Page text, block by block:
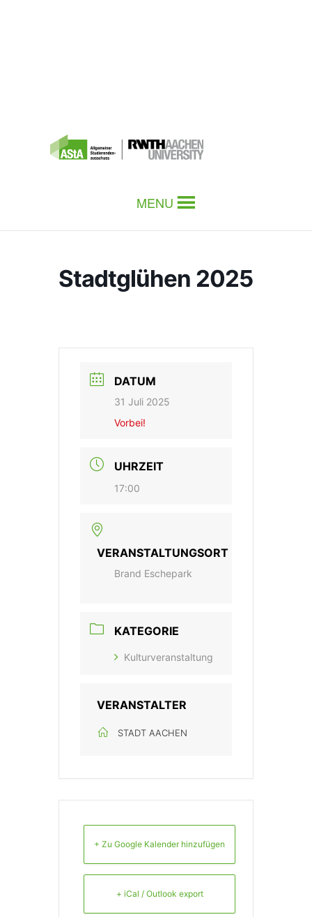
MENU
Stadtglühen 2025
DATUM
31 Juli 2025
Vorbei!
UHRZEIT
17:00
VERANSTALTUNGSORT
Brand Eschepark
KATEGORIE
Kulturveranstaltung
VERANSTALTER
STADT AACHEN
+ Zu Google Kalender hinzufügen
+ iCal / Outlook export